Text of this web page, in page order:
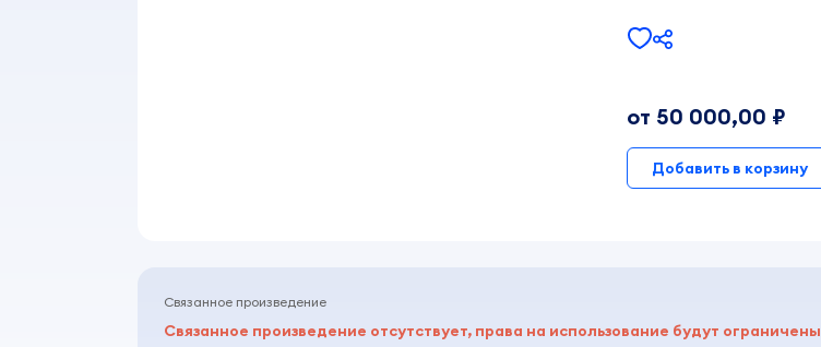
от 50 000,00 ₽
Добавить в корзину
Связанное произведение
Связанное произведение отсутствует, права на использование будут ограничены